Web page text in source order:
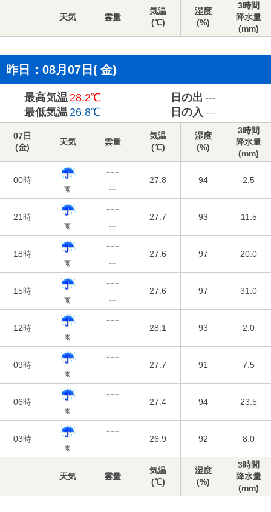
天気 雲量
気温
(℃)
湿度
(%)
3時間
降水量
(mm)
昨日：08月07日( 金)
最高気温28.2℃ 日の出 ---
最低気温 26.8℃ 日の入 ---
07日
(金)
天気 雲量
気温
(℃)
湿度
(%)
3時間
降水量
(mm)
00時
雨 ---
27.8 94 2.5
21時
雨 ---
27.7 93 11.5
18時
雨 ---
27.6 97 20.0
15時
雨 ---
27.6 97 31.0
12時
雨 ---
28.1 93 2.0
09時
雨 ---
27.7 91 7.5
06時
雨 ---
27.4 94 23.5
03時
雨 ---
26.9 92 8.0
天気 雲量
気温
(℃)
湿度
(%)
3時間
降水量
(mm)